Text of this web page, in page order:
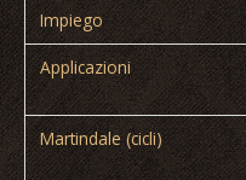
Impiego
Applicazioni
Martindale (cicli)